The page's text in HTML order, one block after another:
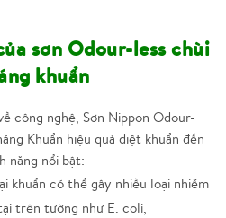
sơn Odour-less chùi
khuẩn
công nghệ, Sơn Nippon Odour-
Khuẩn hiệu quả diệt khuẩn đến
năng nổi bật:
khuẩn có thể gây nhiều loại nhiễm
trên tường như E. coli,